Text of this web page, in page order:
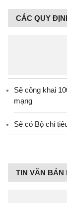
CÁC QUY
Sẽ công khai
mạng
Sẽ có Bộ chỉ
TIN VĂN BẢN